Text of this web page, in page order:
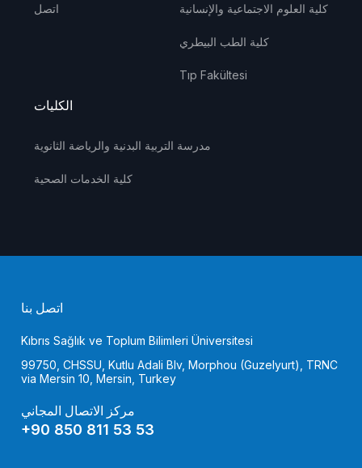
اتصل بنا
Kıbrıs Sağlık ve Toplum Bilimleri Üniversitesi
99750, CHSSU, Kutlu Adali Blv, Morphou (Guzelyurt), TRNC
via Mersin 10, Mersin, Turkey
مركز الاتصال المجاني
+90 850 811 53 53
اتصل كلية العلوم الاجتماعية والإنسانية
كلية الطب البيطري
Tıp Fakültesi
الكليات
مدرسة التربية البدنية والرياضة الثانوية
كلية الخدمات الصحية